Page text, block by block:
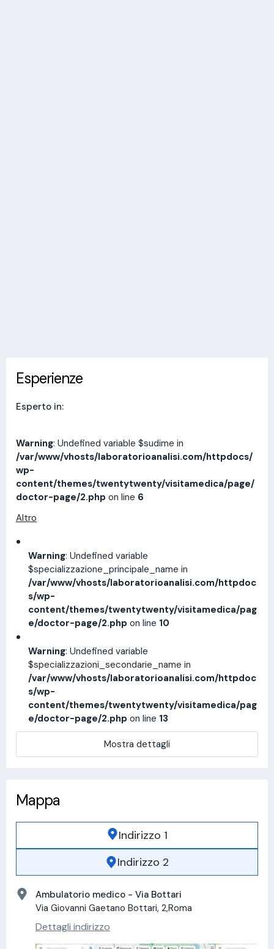
Esperienze
Esperto in:
Warning: Undefined variable $sudime in
/var/www/vhosts/laboratorioanalisi.com/httpdocs/
wp-
content/themes/twentytwenty/visitamedica/page/
doctor-page/2.php on line 6
Altro
Warning: Undefined variable
$specializzazione_principale_name in
/var/www/vhosts/laboratorioanalisi.com/httpdoc
s/wp-
content/themes/twentytwenty/visitamedica/pag
e/doctor-page/2.php on line 10
Warning: Undefined variable
$specializzazioni_secondarie_name in
/var/www/vhosts/laboratorioanalisi.com/httpdoc
s/wp-
content/themes/twentytwenty/visitamedica/pag
e/doctor-page/2.php on line 13
Mostra dettagli
Mappa
Indirizzo 1
Indirizzo 2
Ambulatorio medico - Via Bottari
Via Giovanni Gaetano Bottari, 2,Roma
Dettagli indirizzo